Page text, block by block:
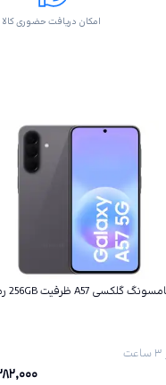
امکان دریافت حضوری کالا